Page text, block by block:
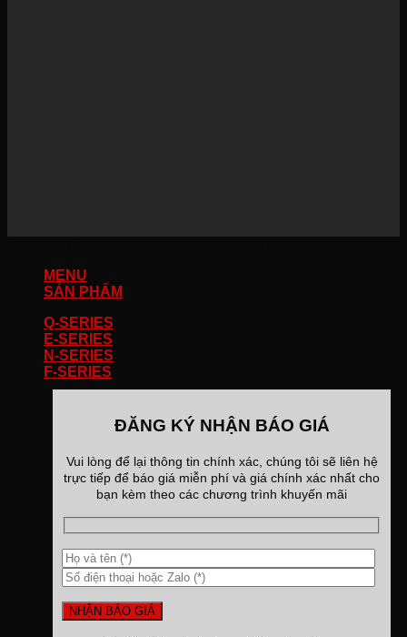
MENU
SẢN PHẨM
Q-SERIES
E-SERIES
N-SERIES
F-SERIES
ĐĂNG KÝ NHẬN BÁO GIÁ
Vui lòng để lại thông tin chính xác, chúng tôi sẽ liên hệ
trực tiếp để báo giá miễn phí và giá chính xác nhất cho
bạn kèm theo các chương trình khuyến mãi